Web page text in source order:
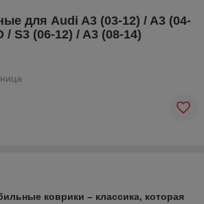
для Audi A3 (03-12) / A3 (04-
/ S3 (06-12) / A3 (08-14)
коврики – классика, которая